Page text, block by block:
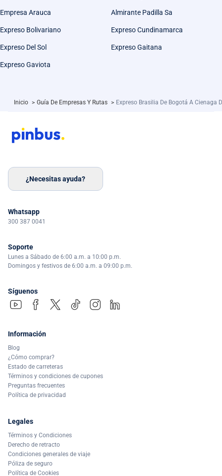
Empresa Arauca Almirante Padilla Sa
Expreso Bolivariano Expreso Cundinamarca
Expreso Del Sol Expreso Gaitana
Expreso Gaviota
Inicio > Guía De Empresas Y Rutas > Expreso Brasilia De Bogotá A Cienaga
¿Necesitas ayuda?
Whatsapp
300 387 0041
Soporte
Lunes a Sábado de 6:00 a.m. a 10:00 p.m.
Domingos y festivos de 6:00 a.m. a 09:00 p.m.
Síguenos
Información
Blog
¿Cómo comprar?
Estado de carreteras
Términos y condiciones de cupones
Preguntas frecuentes
Política de privacidad
Legales
Términos y Condiciones
Derecho de retracto
Condiciones generales de viaje
Póliza de seguro
Política de Cookies